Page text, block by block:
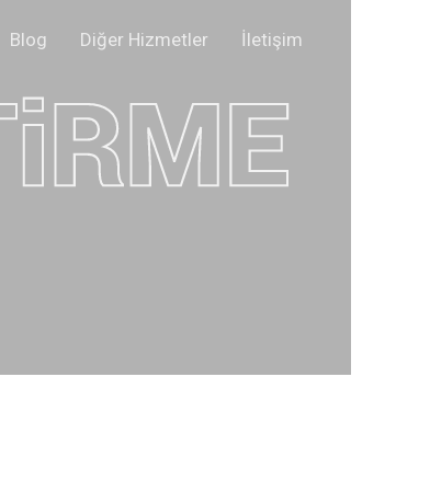
Blog Diğer Hizmetler İletişim